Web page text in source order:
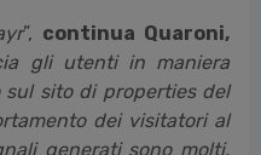
”, continua Quaroni,
gli utenti in maniera
sul sito di properties del
dei visitatori al
generati sono molti,